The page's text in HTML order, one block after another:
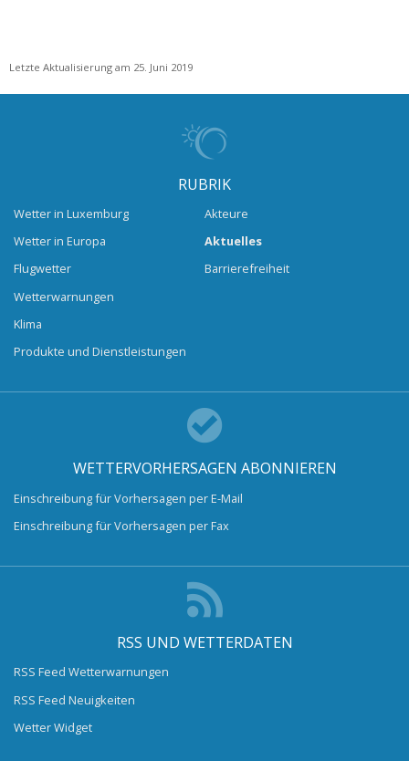
Letzte Aktualisierung am 25. Juni 2019
RUBRIK
Wetter in Luxemburg
Wetter in Europa
Flugwetter
Wetterwarnungen
Klima
Produkte und Dienstleistungen
Akteure
Aktuelles
Barrierefreiheit
WETTERVORHERSAGEN ABONNIEREN
Einschreibung für Vorhersagen per E-Mail
Einschreibung für Vorhersagen per Fax
RSS UND WETTERDATEN
RSS Feed Wetterwarnungen
RSS Feed Neuigkeiten
Wetter Widget